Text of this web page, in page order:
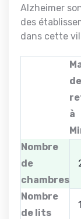
Alzheimer
des
dans cette
de
à
Nombre
de
chambres
Nombre
de lits